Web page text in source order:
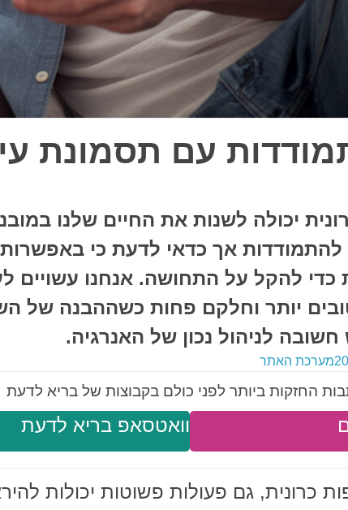
עם תסמונת
יכולה לשנות את החיים שלנו
להתמודדות אך כדאי לדעת כי
כדי להקל על התחושה. אנחנו עשויים
יותר וחלקם פחות כשההבנה של
לניהול נכון של האנרגיה.
מערכת האתר
החזקות ביותר לפני כולם בקבוצות של בריא לדעת
וואטסאפ בריא לדעת
כרונית, גם פעולות פשוטות יכולות